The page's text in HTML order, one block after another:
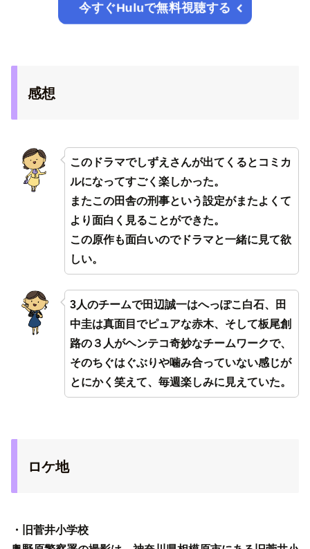
今すぐHuluで無料視聴する
感想
このドラマでしずえさんが出てくるとコミカ
ルになってすごく楽しかった。
またこの田舎の刑事という設定がまたよくて
より面白く見ることができた。
この原作も面白いのでドラマと一緒に見て欲
しい。
3人のチームで田辺誠一はへっぽこ白石、田
中圭は真面目でピュアな赤木、そして板尾創
路の３人がヘンテコ奇妙なチームワークで、
そのちぐはぐぶりや噛み合っていない感じが
とにかく笑えて、毎週楽しみに見えていた。
ロケ地
・旧菅井小学校